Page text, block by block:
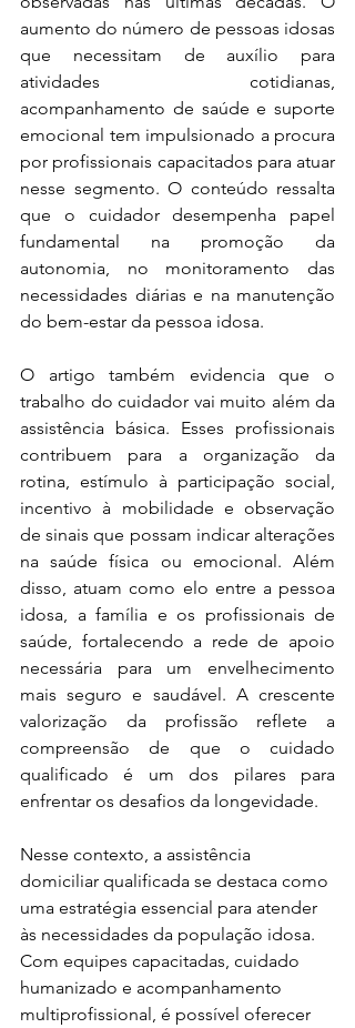
aumento do número de pessoas idosas
que necessitam de auxílio para
atividades cotidianas,
acompanhamento de saúde e suporte
emocional tem impulsionado a procura
por profissionais capacitados para atuar
nesse segmento. O conteúdo ressalta
que o cuidador desempenha papel
fundamental na promoção da
autonomia, no monitoramento das
necessidades diárias e na manutenção
do bem-estar da pessoa idosa.
O artigo também evidencia que o
trabalho do cuidador vai muito além da
assistência básica. Esses profissionais
contribuem para a organização da
rotina, estímulo à participação social,
incentivo à mobilidade e observação
de sinais que possam indicar alterações
na saúde física ou emocional. Além
disso, atuam como elo entre a pessoa
idosa, a família e os profissionais de
saúde, fortalecendo a rede de apoio
necessária para um envelhecimento
mais seguro e saudável. A crescente
valorização da profissão reflete a
compreensão de que o cuidado
qualificado é um dos pilares para
enfrentar os desafios da longevidade.
Nesse contexto, a assistência
domiciliar qualificada se destaca como
uma estratégia essencial para atender
às necessidades da população idosa.
Com equipes capacitadas, cuidado
humanizado e acompanhamento
multiprofissional, é possível oferecer